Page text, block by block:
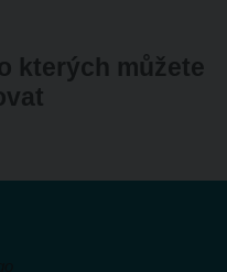
kterých můžete